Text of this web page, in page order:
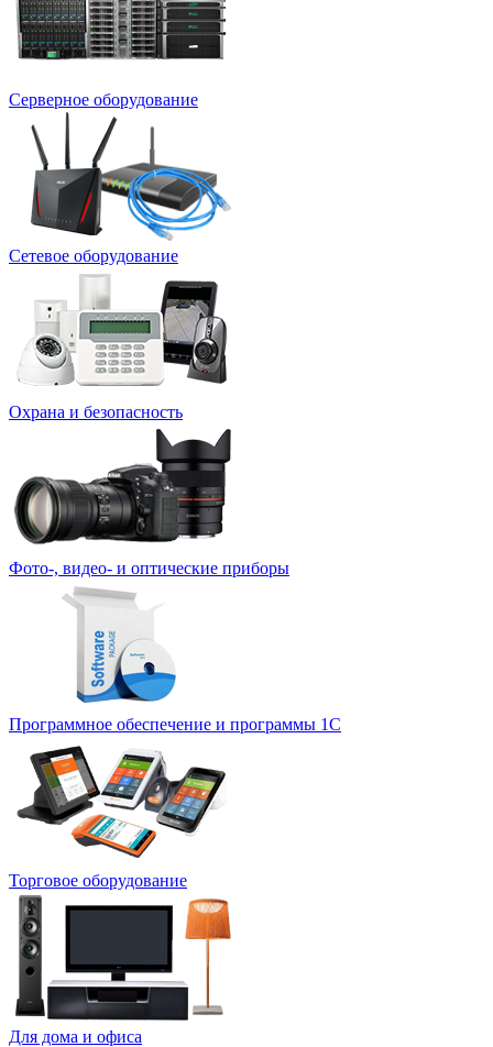
Серверное оборудование
Сетевое оборудование
Охрана и безопасность
Фото-, видео- и оптические приборы
Программное обеспечение и программы 1С
Торговое оборудование
Для дома и офиса